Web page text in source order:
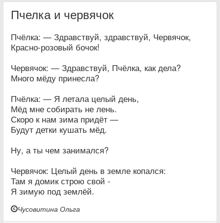
Пчелка и червячок
Пчёлка: — Здравствуй, здравствуй, Червячок,
Красно-розовый бочок!
Червячок: — Здравствуй, Пчёлка, как дела?
Много мёду принесла?
Пчёлка: — Я летала целый день,
Мёд мне собирать не лень.
Скоро к нам зима придёт —
Будут детки кушать мёд.
Ну, а ты чем занимался?
Червячок: Целый день в земле копался:
Там я домик строю свой -
Я зимую под землёй.
Чусовитина Ольга